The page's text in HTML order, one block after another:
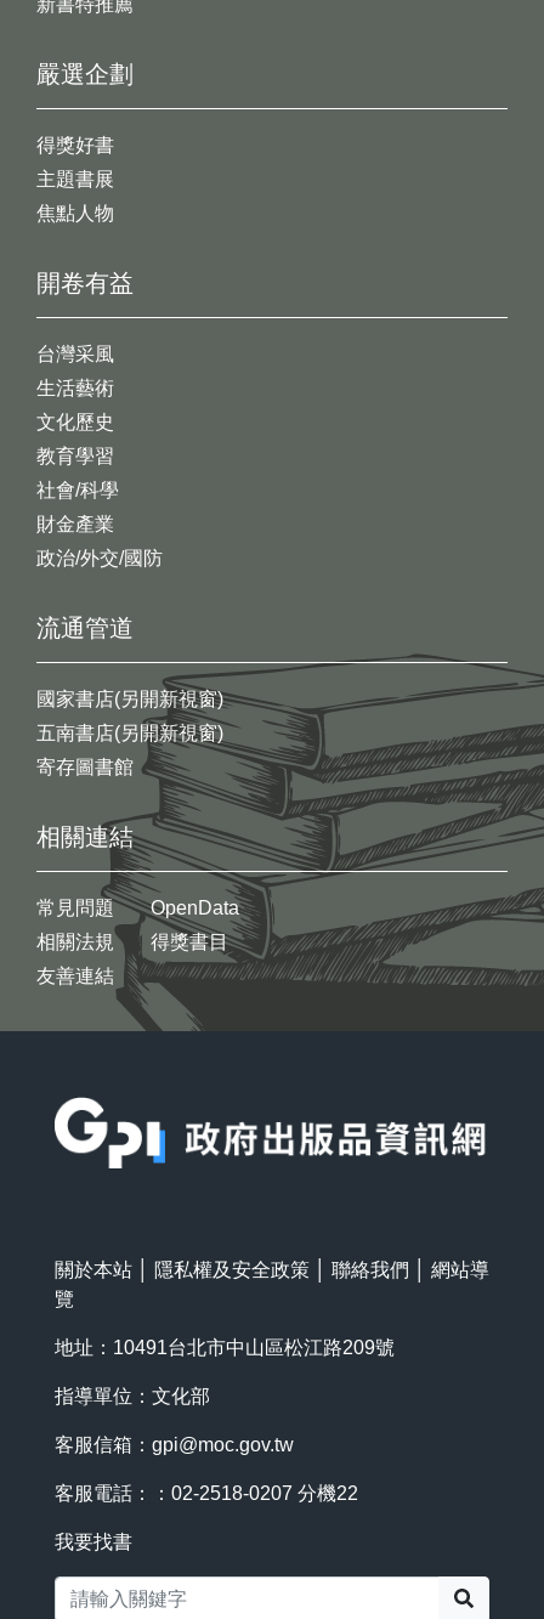
新書特推薦
開卷有益
台灣采風
生活藝術
文化歷史
教育學習
社會/科學
財金產業
政治/外交/國防
嚴選企劃
得獎好書
主題書展
焦點人物
流通管道
國家書店(另開新視窗)
五南書店(另開新視窗)
寄存圖書館
相關連結
常見問題
相關法規
友善連結
OpenData
得獎書目
關於本站 隱私權及安全政策 聯絡我們
網站導
覽
地址：10491台北市中山區松江路209號
指導單位：文化部
客服信箱： gpi@moc.gov.tw
客服電話：：02-2518-0207 分機22
我要找書